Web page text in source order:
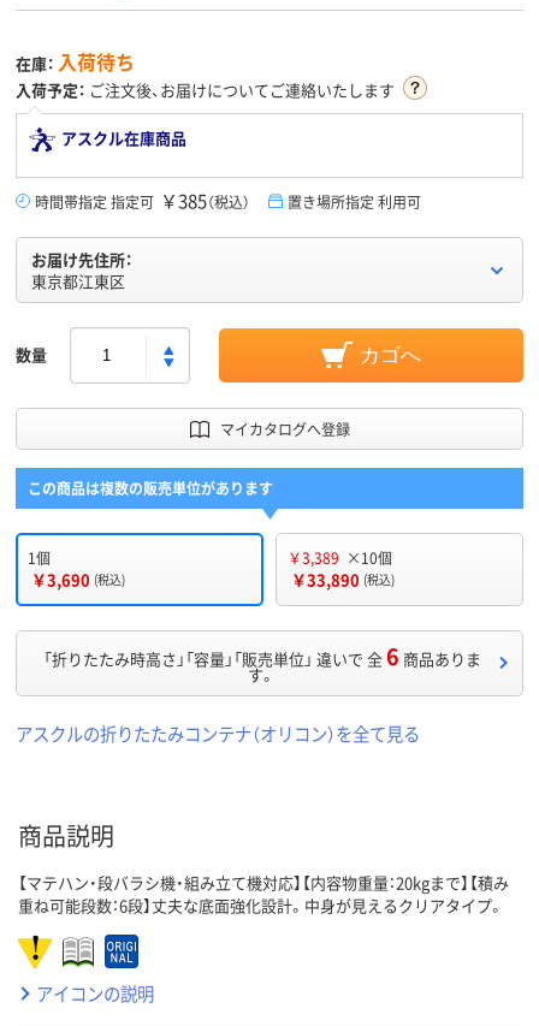
在庫： 入荷待ち
入荷予定： ご注文後、お届けについてご連絡いたします
アスクル在庫商品
時間帯指定 指定可 ￥385（税込） 置き場所指定 利用可
お届け先住所：
東京都江東区
数量 カゴへ
マイカタログへ登録
この商品は複数の販売単位があります
1個
￥3,690 (税込)
￥3,389 ×10個
￥33,890 (税込)
「折りたたみ時高さ」「容量」「販売単位」 違いで 全6 商品ありま
す。
アスクルの折りたたみコンテナ（オリコン）を全て見る
商品説明
【マテハン・段バラシ機・組み立て機対応】【内容物重量：20kgまで】【積み
重ね可能段数：6段】丈夫な底面強化設計。中身が見えるクリアタイプ。
アイコンの説明